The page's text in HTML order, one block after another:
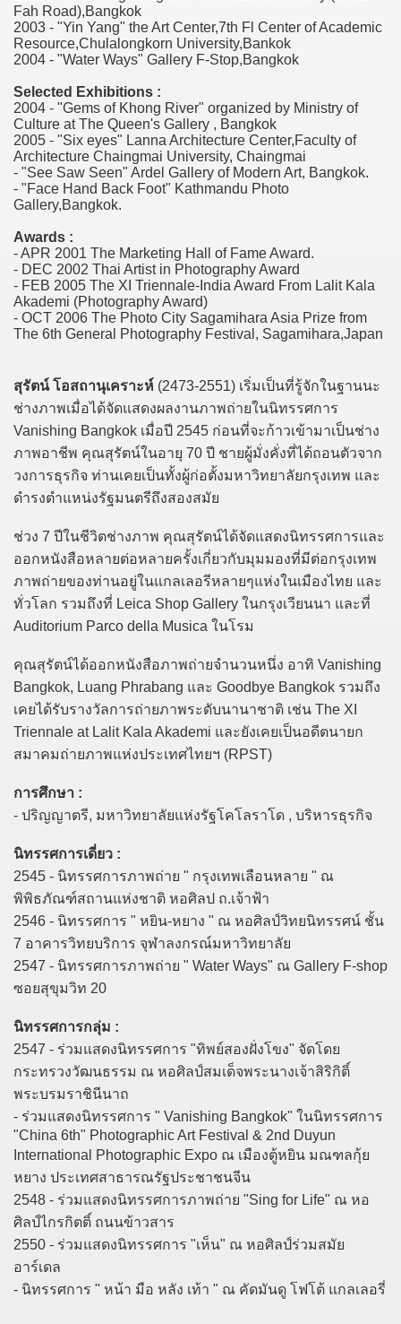
Fah Road),Bangkok
2003 - "Yin Yang" the Art Center,7th Fl Center of Academic
Resource,Chulalongkorn University,Bankok
2004 - "Water Ways" Gallery F-Stop,Bangkok
Selected Exhibitions :
2004 - "Gems of Khong River" organized by Ministry of
Culture at The Queen's Gallery , Bangkok
2005 - "Six eyes" Lanna Architecture Center,Faculty of
Architecture Chaingmai University, Chaingmai
- "See Saw Seen" Ardel Gallery of Modern Art, Bangkok.
- "Face Hand Back Foot" Kathmandu Photo
Gallery,Bangkok.
Awards :
- APR 2001 The Marketing Hall of Fame Award.
- DEC 2002 Thai Artist in Photography Award
- FEB 2005 The XI Triennale-India Award From Lalit Kala
Akademi (Photography Award)
- OCT 2006 The Photo City Sagamihara Asia Prize from
The 6th General Photography Festival, Sagamihara,Japan
สุรัตน์ โอสถานุเคราะห์ (2473-2551) เริ่มเป็นที่รู้จักในฐานนะ
ช่างภาพเมื่อได้จัดแสดงผลงานภาพถ่ายในนิทรรศการ
Vanishing Bangkok เมื่อปี 2545 ก่อนที่จะก้าวเข้ามาเป็นช่าง
ภาพอาชีพ คุณสุรัตน์ในอายุ 70 ปี ชายผู้มั่งคั่งที่ได้ถอนตัวจาก
วงการธุรกิจ ท่านเคยเป็นทั้งผู้ก่อตั้งมหาวิทยาลัยกรุงเทพ และ
ดำรงตำแหน่งรัฐมนตรีถึงสองสมัย
ช่วง 7 ปีในชีวิตช่างภาพ คุณสุรัตน์ได้จัดแสดงนิทรรศการและ
ออกหนังสือหลายต่อหลายครั้งเกี่ยวกับมุมมองที่มีต่อกรุงเทพ
ภาพถ่ายของท่านอยู่ในแกลเลอรีหลายๆแห่งในเมืองไทย และ
ทั่วโลก รวมถึงที่ Leica Shop Gallery ในกรุงเวียนนา และที่
Auditorium Parco della Musica ในโรม
คุณสุรัตน์ได้ออกหนังสือภาพถ่ายจำนวนหนึ่ง อาทิ Vanishing
Bangkok, Luang Phrabang และ Goodbye Bangkok รวมถึง
เคยได้รับรางวัลการถ่ายภาพระดับนานาชาติ เช่น The XI
Triennale at Lalit Kala Akademi และยังเคยเป็นอดีตนายก
สมาคมถ่ายภาพแห่งประเทศไทยฯ (RPST)
การศึกษา :
- ปริญญาตรี, มหาวิทยาลัยแห่งรัฐโคโลราโด , บริหารธุรกิจ
นิทรรศการเดี่ยว :
2545 - นิทรรศการภาพถ่าย " กรุงเทพเลือนหลาย " ณ
พิพิธภัณฑ์สถานแห่งชาติ หอศิลป ถ.เจ้าฟ้า
2546 - นิทรรศการ " หยิน-หยาง " ณ หอศิลป์วิทยนิทรรศน์ ชั้น
7 อาคารวิทยบริการ จุฬาลงกรณ์มหาวิทยาลัย
2547 - นิทรรศการภาพถ่าย " Water Ways" ณ Gallery F-shop
ซอยสุขุมวิท 20
นิทรรศการกลุ่ม :
2547 - ร่วมแสดงนิทรรศการ "ทิพย์สองฝั่งโขง" จัดโดย
กระทรวงวัฒนธรรม ณ หอศิลป์สมเด็จพระนางเจ้าสิริกิติ์
พระบรมราชินีนาถ
- ร่วมแสดงนิทรรศการ " Vanishing Bangkok" ในนิทรรศการ
"China 6th" Photographic Art Festival & 2nd Duyun
International Photographic Expo ณ เมืองตู้หยิน มณฑลกุ้ย
หยาง ประเทศสาธารณรัฐประชาชนจีน
2548 - ร่วมแสดงนิทรรศการภาพถ่าย "Sing for Life" ณ หอ
ศิลป์ไกรกิตติ์ ถนนข้าวสาร
2550 - ร่วมแสดงนิทรรศการ "เห็น" ณ หอศิลป์ร่วมสมัย
อาร์เดล
- นิทรรศการ " หน้า มือ หลัง เท้า " ณ คัดมันดู โฟโต้ แกลเลอรี่